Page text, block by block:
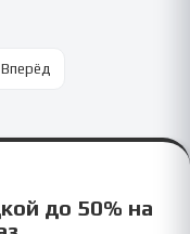
Вперёд
до 50% на